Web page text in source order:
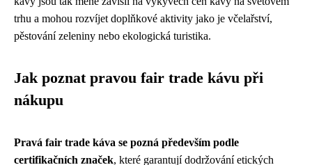
trhu a mohou rozvíjet doplňkové aktivity jako je včelařství,
pěstování zeleniny nebo ekologická turistika.
Jak poznat pravou fair trade kávu při
nákupu
Pravá fair trade káva se pozná především podle
certifikačních značek, které garantují dodržování etických